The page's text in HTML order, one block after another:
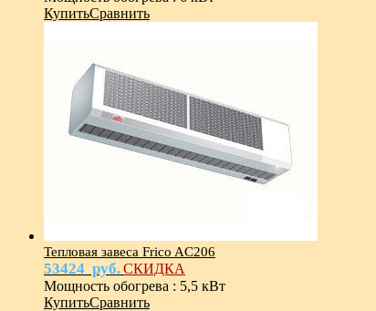
КупитьСравнить
Тепловая завеса Frico AC206
53424 руб.СКИДКА
Мощность обогрева : 5,5 кВт
КупитьСравнить